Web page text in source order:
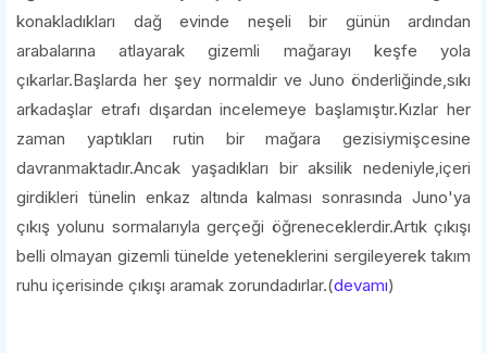
konakladıkları dağ evinde neşeli bir günün ardından
arabalarına atlayarak gizemli mağarayı keşfe yola
çıkarlar.Başlarda her şey normaldir ve Juno önderliğinde,sıkı
arkadaşlar etrafı dışardan incelemeye başlamıştır.Kızlar her
zaman yaptıkları rutin bir mağara gezisiymişcesine
davranmaktadır.Ancak yaşadıkları bir aksilik nedeniyle,içeri
girdikleri tünelin enkaz altında kalması sonrasında Juno'ya
çıkış yolunu sormalarıyla gerçeği öğreneceklerdir.Artık çıkışı
belli olmayan gizemli tünelde yeteneklerini sergileyerek takım
ruhu içerisinde çıkışı aramak zorundadırlar.(devamı)